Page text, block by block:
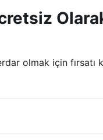
olmak için